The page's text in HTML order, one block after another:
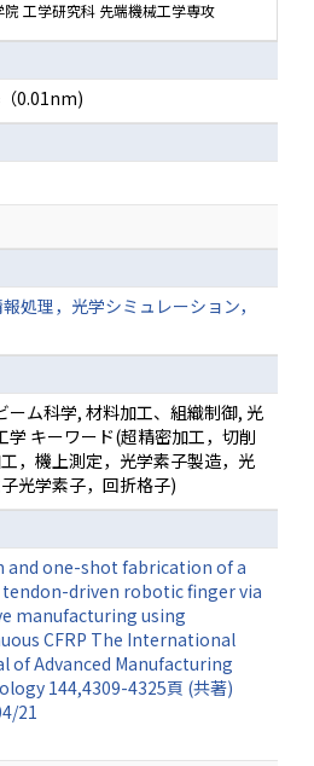
工学研究科 先端機械工学専攻
0.01nm)
処理，光学シミュレーション，
ーム科学, 材料加工、組織制御, 光
学 キーワード(超精密加工，切削
，機上測定，光学素子製造，光
光学素子，回折格子)
and one-shot fabrication of a
tendon-driven robotic finger via
manufacturing using
CFRP The International
of Advanced Manufacturing
144,4309-4325頁 (共著)
21